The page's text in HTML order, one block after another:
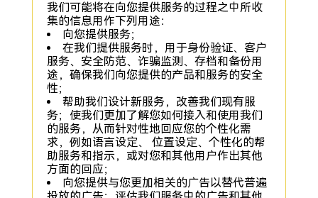
我们可能将在向您提供服务的过程之中所收
集的信息用作下列用途：
向您提供服务；
在我们提供服务时，用于身份验证、客户
服务、安全防范、诈骗监测、存档和备份用
途，确保我们向您提供的产品和服务的安全
性；
帮助我们设计新服务，改善我们现有服
务；使我们更加了解您如何接入和使用我们
的服务，从而针对性地回应您的个性化需
求，例如语言设定、 位置设定、个性化的帮
助服务和指示，或对您和其他用户作出其他
方面的回应；
向您提供与您更加相关的广告以替代普遍